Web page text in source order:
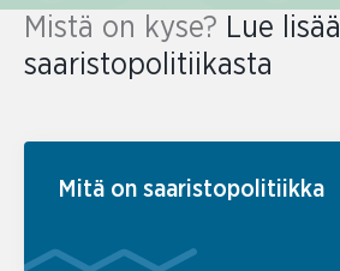
Mistä on kyse? Lue lisää
saaristopolitiikasta
Mitä on saaristopolitiikka